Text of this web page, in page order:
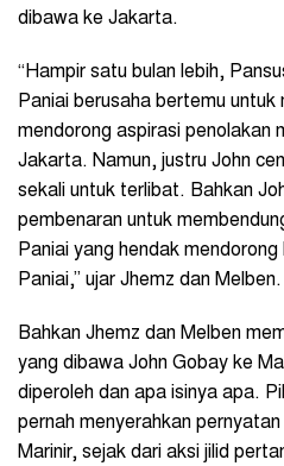
dibawa ke Jakarta.
“Hampir satu bulan lebih,
Paniai berusaha bertemu
mendorong aspirasi penolakan
Jakarta. Namun, justru John
sekali untuk terlibat. Bahkan
pembenaran untuk
Paniai yang hendak
Paniai,” ujar Jhemz dan Melben.
Bahkan Jhemz dan Melben
yang dibawa John Gobay ke
diperoleh dan apa isinya apa.
pernah menyerahkan
Marinir, sejak dari aksi jilid